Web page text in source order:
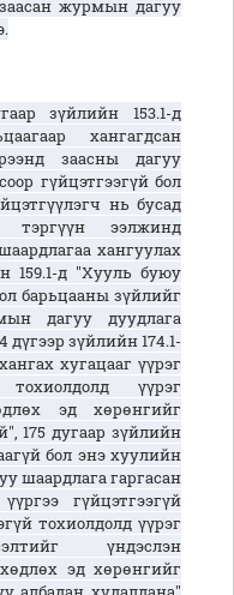
журмын дагуу
зүйлийн 153.1-д
хангагдсан
заасны дагуу
гүйцэтгээгүй бол
нь бусад
тэргүүн ээлжинд
хангуулах
159.1-д "Хууль буюу
барьцааны зүйлийг
дагуу дуудлага
дүгээр зүйлийн 174.1-
хугацааг үүрэг
тохиолдолд үүрэг
эд хөрөнгийг
175 дугаар зүйлийн
бол энэ хуулийн
шаардлага гаргасан
гүйцэтгээгүй
тохиолдолд үүрэг
үндэслэн
эд хөрөнгийг